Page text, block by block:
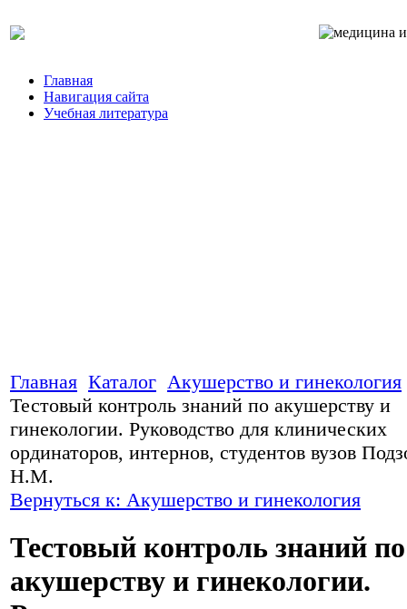
Главная
Навигация сайта
Учебная литература
Главная Каталог Акушерство и гинекология
Тестовый контроль знаний по акушерству и
гинекологии. Руководство для клинических
ординаторов, интернов, студентов вузов
Н.М.
Вернуться к: Акушерство и гинекология
Тестовый контроль знаний по
акушерству и гинекологии.